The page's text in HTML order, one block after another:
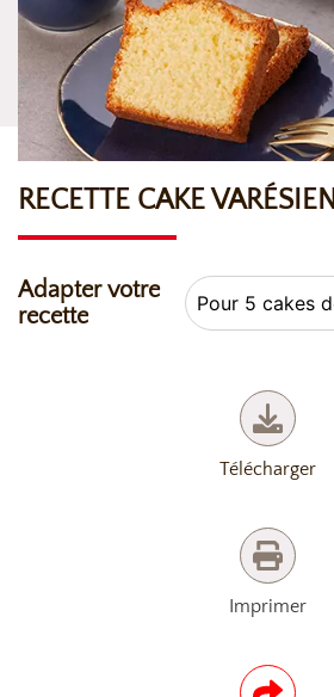
RECETTE CAKE VARÉSIEN
Adapter votre
recette
Télécharger
Imprimer